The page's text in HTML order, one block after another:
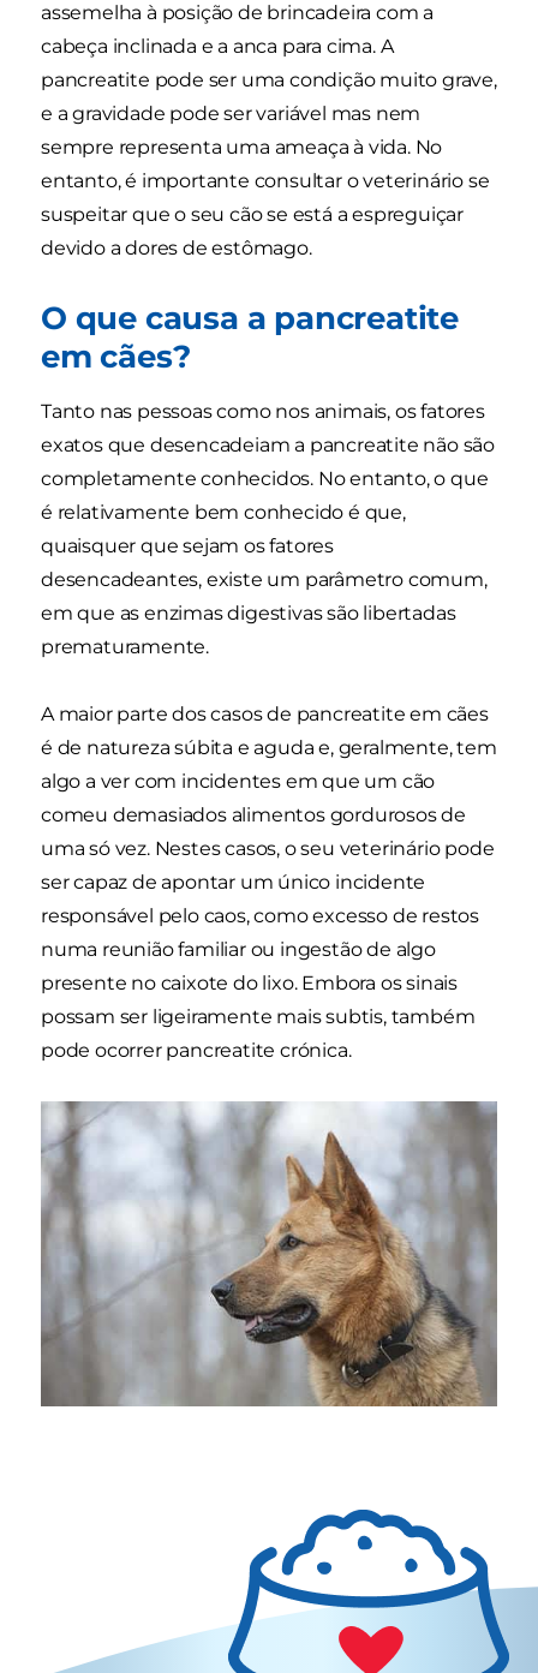
assemelha à posição de brincadeira com a
cabeça inclinada e a anca para cima. A
pancreatite pode ser uma condição muito grave,
e a gravidade pode ser variável mas nem
sempre representa uma ameaça à vida. No
entanto, é importante consultar o veterinário se
suspeitar que o seu cão se está a espreguiçar
devido a dores de estômago.
O que causa a pancreatite
em cães?
Tanto nas pessoas como nos animais, os fatores
exatos que desencadeiam a pancreatite não são
completamente conhecidos. No entanto, o que
é relativamente bem conhecido é que,
quaisquer que sejam os fatores
desencadeantes, existe um parâmetro comum,
em que as enzimas digestivas são libertadas
prematuramente.
A maior parte dos casos de pancreatite em cães
é de natureza súbita e aguda e, geralmente, tem
algo a ver com incidentes em que um cão
comeu demasiados alimentos gordurosos de
uma só vez. Nestes casos, o seu veterinário pode
ser capaz de apontar um único incidente
responsável pelo caos, como excesso de restos
numa reunião familiar ou ingestão de algo
presente no caixote do lixo. Embora os sinais
possam ser ligeiramente mais subtis, também
pode ocorrer pancreatite crónica.